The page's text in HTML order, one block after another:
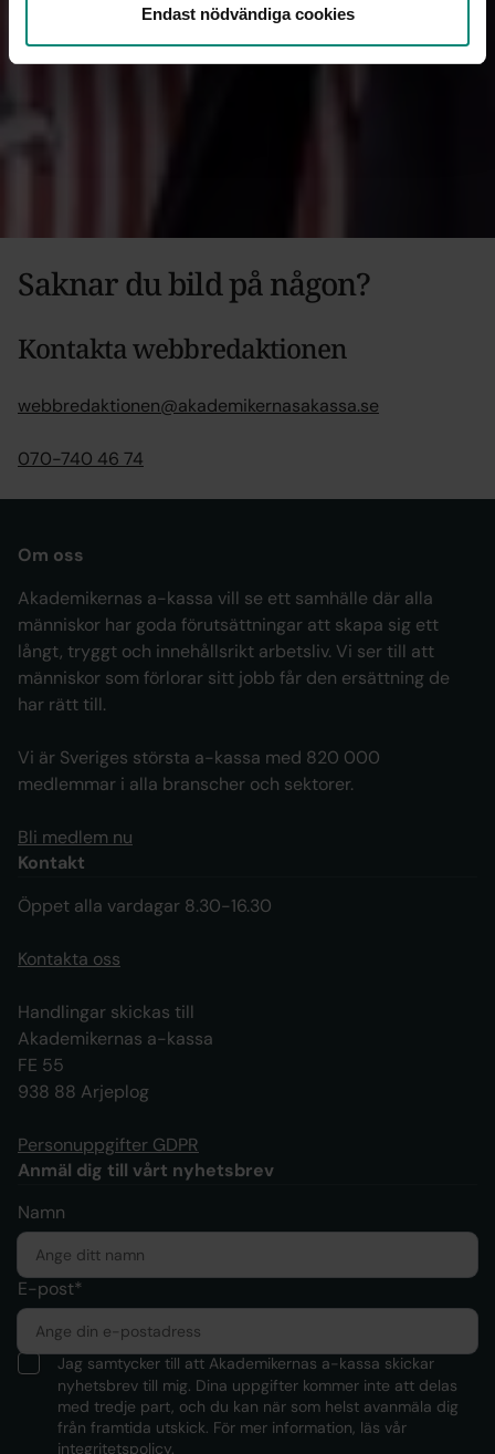
Endast nödvändiga cookies
Kommunikationsstrateg
Saknar du bild på någon?
Kontakta webbredaktionen
webbredaktionen@akademikernasakassa.se
070-740 46 74
Om oss
Akademikernas a-kassa vill se ett samhälle där alla
människor har goda förutsättningar att skapa sig ett
långt, tryggt och innehållsrikt arbetsliv. Vi ser till att
människor som förlorar sitt jobb får den ersättning de
har rätt till.
Vi är Sveriges största a-kassa med 820 000
medlemmar i alla branscher och sektorer.
Bli medlem nu
Kontakt
Öppet alla vardagar 8.30-16.30
Kontakta oss
Handlingar skickas till
Akademikernas a-kassa
FE 55
938 88 Arjeplog
Personuppgifter GDPR
Anmäl dig till vårt nyhetsbrev
Namn
E-post*
Jag samtycker till att Akademikernas a-kassa skickar
nyhetsbrev till mig. Dina uppgifter kommer inte att delas
med tredje part, och du kan när som helst avanmäla dig
från framtida utskick. För mer information, läs vår
integritetspolicy.